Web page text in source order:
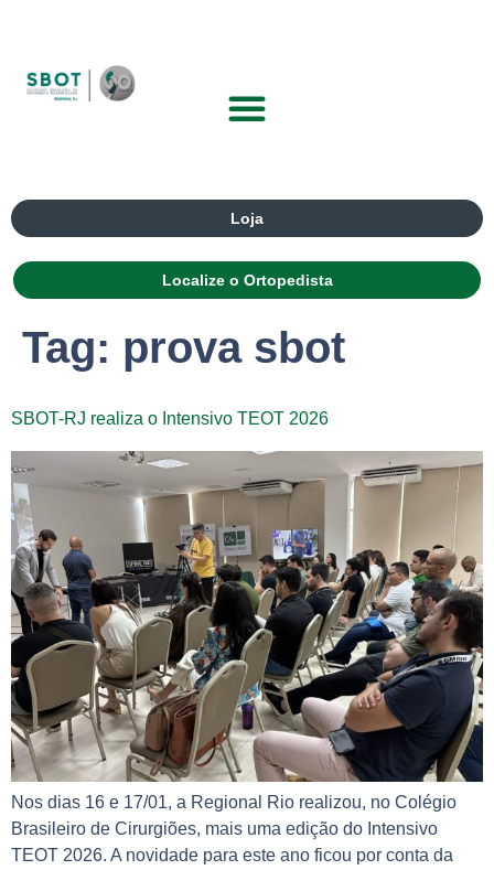
Loja
Localize o Ortopedista
Tag: prova sbot
SBOT-RJ realiza o Intensivo TEOT 2026
Nos dias 16 e 17/01, a Regional Rio realizou, no Colégio
Brasileiro de Cirurgiões, mais uma edição do Intensivo
TEOT 2026. A novidade para este ano ficou por conta da